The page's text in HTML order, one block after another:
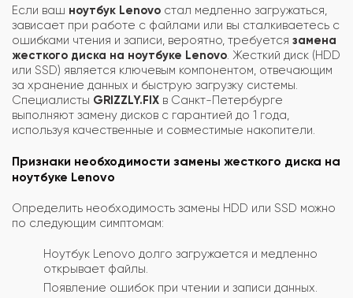
Если ваш ноутбук Lenovo стал медленно загружаться,
зависает при работе с файлами или вы сталкиваетесь с
ошибками чтения и записи, вероятно, требуется замена
жесткого диска на ноутбуке Lenovo . Жесткий диск (HDD
или SSD) является ключевым компонентом, отвечающим
за хранение данных и быструю загрузку системы.
Специалисты GRIZZLY.FIX в Санкт-Петербурге
выполняют замену дисков с гарантией до 1 года,
используя качественные и совместимые накопители.
Признаки необходимости замены жесткого диска на
ноутбуке Lenovo
Определить необходимость замены HDD или SSD можно
по следующим симптомам:
Ноутбук Lenovo долго загружается и медленно
открывает файлы.
Появление ошибок при чтении и записи данных.